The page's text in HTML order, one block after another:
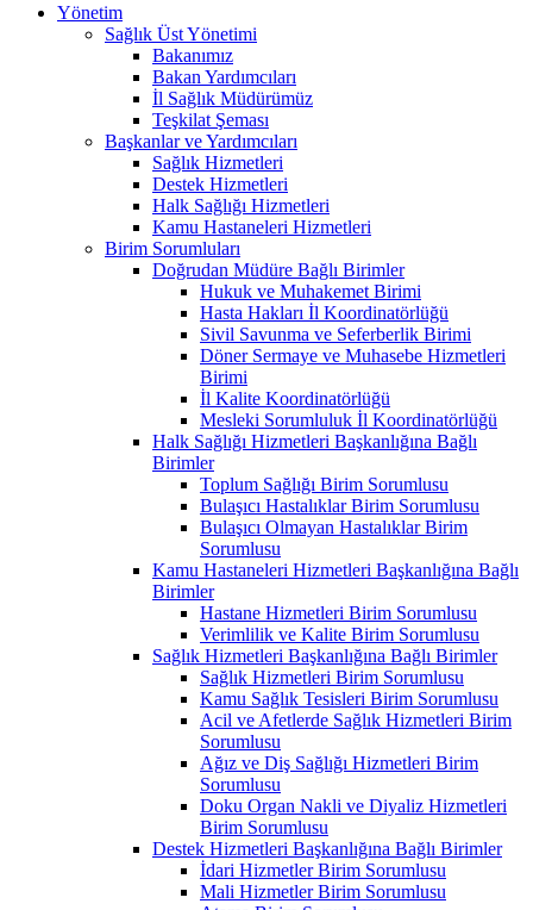
Yönetim
Sağlık Üst Yönetimi
Bakanımız
Bakan Yardımcıları
İl Sağlık Müdürümüz
Teşkilat Şeması
Başkanlar ve Yardımcıları
Sağlık Hizmetleri
Destek Hizmetleri
Halk Sağlığı Hizmetleri
Kamu Hastaneleri Hizmetleri
Birim Sorumluları
Doğrudan Müdüre Bağlı Birimler
Hukuk ve Muhakemet Birimi
Hasta Hakları İl Koordinatörlüğü
Sivil Savunma ve Seferberlik Birimi
Döner Sermaye ve Muhasebe Hizmetleri
Birimi
İl Kalite Koordinatörlüğü
Mesleki Sorumluluk İl Koordinatörlüğü
Halk Sağlığı Hizmetleri Başkanlığına Bağlı
Birimler
Toplum Sağlığı Birim Sorumlusu
Bulaşıcı Hastalıklar Birim Sorumlusu
Bulaşıcı Olmayan Hastalıklar Birim
Sorumlusu
Kamu Hastaneleri Hizmetleri Başkanlığına Bağlı
Birimler
Hastane Hizmetleri Birim Sorumlusu
Verimlilik ve Kalite Birim Sorumlusu
Sağlık Hizmetleri Başkanlığına Bağlı Birimler
Sağlık Hizmetleri Birim Sorumlusu
Kamu Sağlık Tesisleri Birim Sorumlusu
Acil ve Afetlerde Sağlık Hizmetleri Birim
Sorumlusu
Ağız ve Diş Sağlığı Hizmetleri Birim
Sorumlusu
Doku Organ Nakli ve Diyaliz Hizmetleri
Birim Sorumlusu
Destek Hizmetleri Başkanlığına Bağlı Birimler
İdari Hizmetler Birim Sorumlusu
Mali Hizmetler Birim Sorumlusu